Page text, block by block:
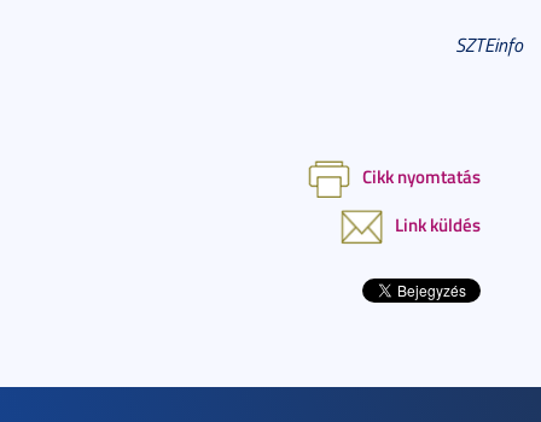
SZTEinfo
Cikk nyomtatás
Link küldés